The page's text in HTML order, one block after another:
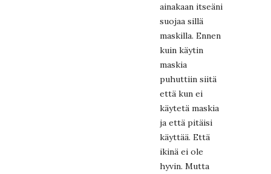
ainakaan itseäni
suojaa sillä
maskilla. Ennen
kuin käytin
maskia
puhuttiin siitä
että kun ei
käytetä maskia
ja että pitäisi
käyttää. Että
ikinä ei ole
hyvin. Mutta